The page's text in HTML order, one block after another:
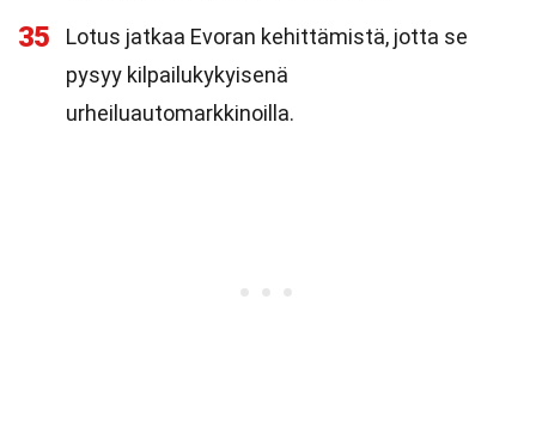
35
Lotus jatkaa Evoran kehittämistä, jotta se
pysyy kilpailukykyisenä
urheiluautomarkkinoilla.